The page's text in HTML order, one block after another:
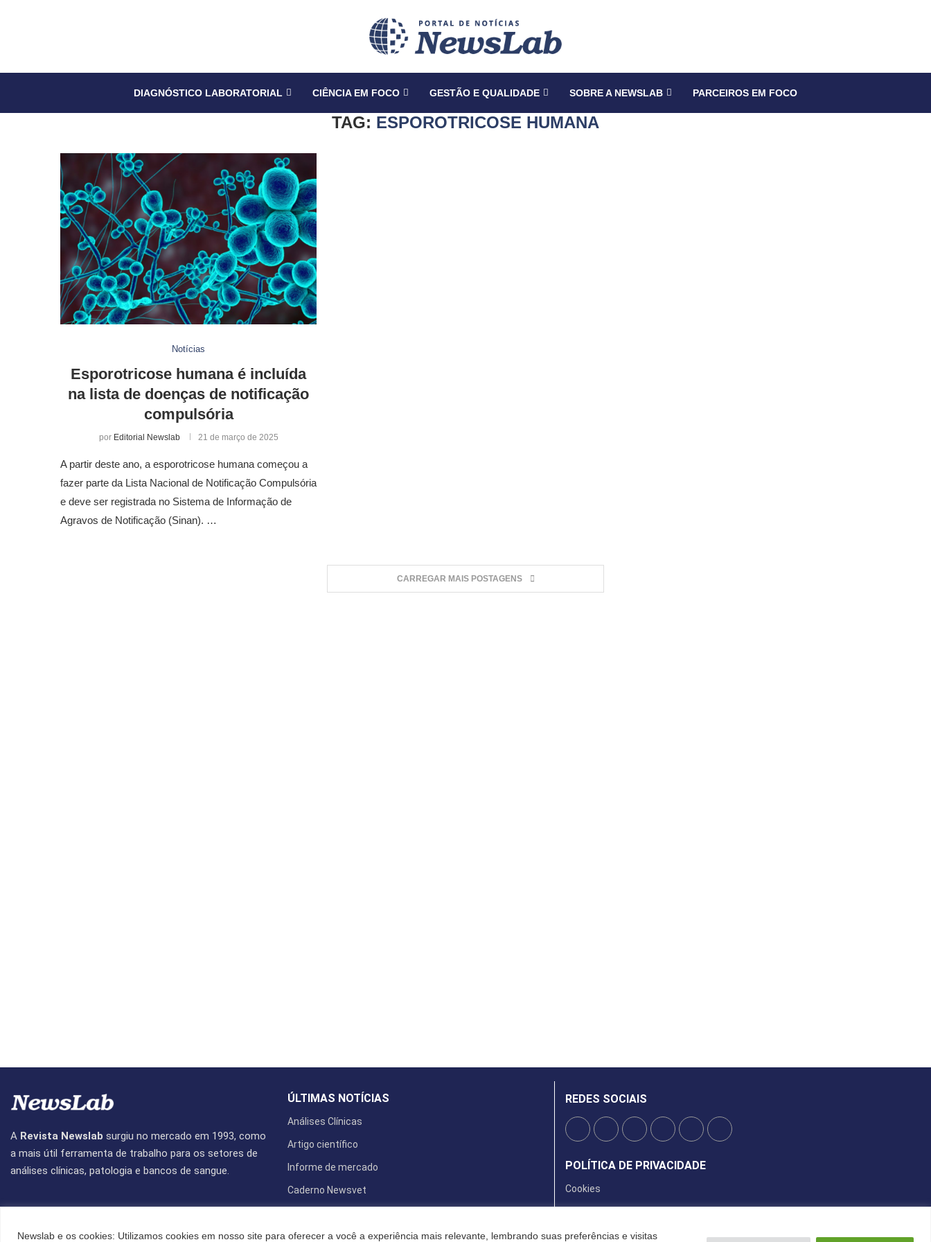
Newslab e os cookies: Utilizamos cookies em nosso site para oferecer a você a experiência mais relevante, lembrando suas preferências e visitas
DIAGNÓSTICO LABORATORIAL CIÊNCIA EM FOCO GESTÃO E QUALIDADE SOBRE A NEWSLAB PARCEIROS EM FOCO
TAG: ESPOROTRICOSE HUMANA
Notícias
Esporotricose humana é incluída
na lista de doenças de notificação
compulsória
por Editorial Newslab 21 de março de 2025
A partir deste ano, a esporotricose humana começou a
fazer parte da Lista Nacional de Notificação Compulsória
e deve ser registrada no Sistema de Informação de
Agravos de Notificação (Sinan). …
CARREGAR MAIS POSTAGENS
A Revista Newslab surgiu no mercado em 1993, como
a mais útil ferramenta de trabalho para os setores de
análises clínicas, patologia e bancos de sangue.
ÚLTIMAS NOTÍCIAS
Análises Clínicas
Artigo científico
Informe de mercado
Caderno Newsvet
REDES SOCIAIS
POLÍTICA DE PRIVACIDADE
Cookies